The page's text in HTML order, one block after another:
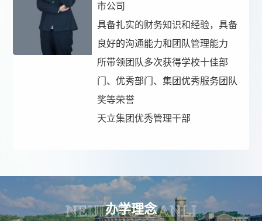
市公司
具备扎实的财务知识和经验，具备
良好的沟通能力和团队管理能力
所带领团队多次获得学校十佳部
门、优秀部门、集团优秀服务团队
奖等荣誉
天立集团优秀管理干部
NEIJIANG TIANLI
办学理念